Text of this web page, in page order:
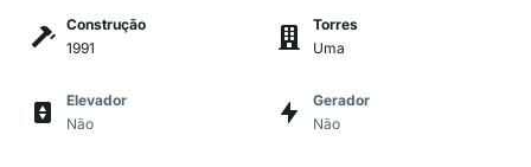
Construção
1991
Torres
Uma
Elevador
Não
Gerador
Não